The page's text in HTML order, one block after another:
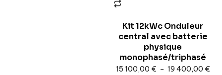
Kit 12kWc Onduleur
central avec batterie
physique
monophasé/triphasé
15 100,00 € – 19 400,00 €